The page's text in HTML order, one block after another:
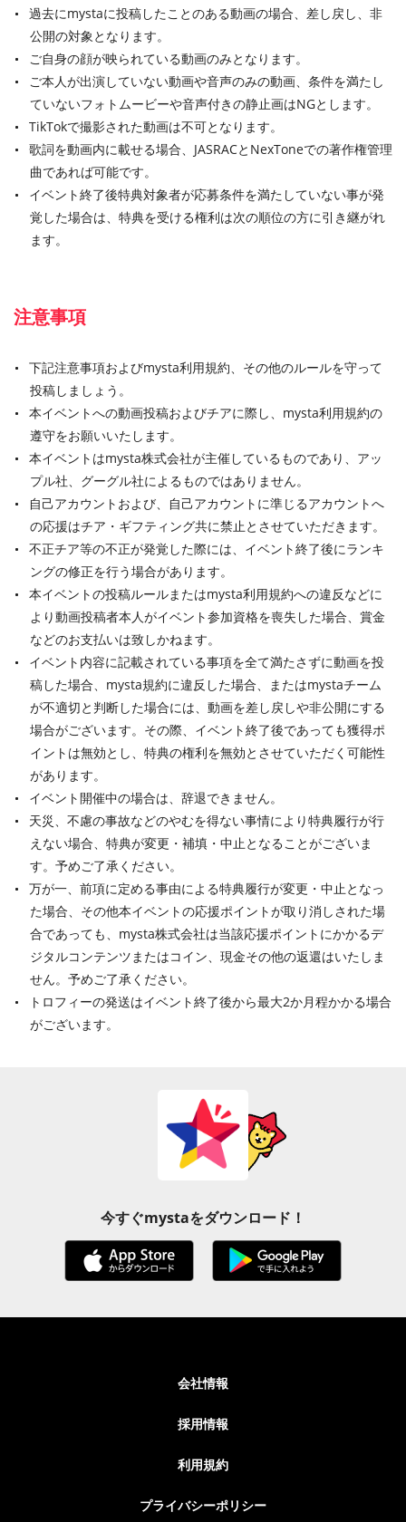
過去にmystaに投稿したことのある動画の場合、差し戻し、非
公開の対象となります。
ご自身の顔が映られている動画のみとなります。
ご本人が出演していない動画や音声のみの動画、条件を満たし
ていないフォトムービーや音声付きの静止画はNGとします。
TikTokで撮影された動画は不可となります。
歌詞を動画内に載せる場合、JASRACとNexToneでの著作権管理
曲であれば可能です。
イベント終了後特典対象者が応募条件を満たしていない事が発
覚した場合は、特典を受ける権利は次の順位の方に引き継がれ
ます。
注意事項
下記注意事項およびmysta利用規約、その他のルールを守って
投稿しましょう。
本イベントへの動画投稿およびチアに際し、mysta利用規約の
遵守をお願いいたします。
本イベントはmysta株式会社が主催しているものであり、アッ
プル社、グーグル社によるものではありません。
自己アカウントおよび、自己アカウントに準じるアカウントへ
の応援はチア・ギフティング共に禁止とさせていただきます。
不正チア等の不正が発覚した際には、イベント終了後にランキ
ングの修正を行う場合があります。
本イベントの投稿ルールまたはmysta利用規約への違反などに
より動画投稿者本人がイベント参加資格を喪失した場合、賞金
などのお支払いは致しかねます。
イベント内容に記載されている事項を全て満たさずに動画を投
稿した場合、mysta規約に違反した場合、またはmystaチーム
が不適切と判断した場合には、動画を差し戻しや非公開にする
場合がございます。その際、イベント終了後であっても獲得ポ
イントは無効とし、特典の権利を無効とさせていただく可能性
があります。
イベント開催中の場合は、辞退できません。
天災、不慮の事故などのやむを得ない事情により特典履行が行
えない場合、特典が変更・補填・中止となることがございま
す。予めご了承ください。
万が一、前項に定める事由による特典履行が変更・中止となっ
た場合、その他本イベントの応援ポイントが取り消しされた場
合であっても、mysta株式会社は当該応援ポイントにかかるデ
ジタルコンテンツまたはコイン、現金その他の返還はいたしま
せん。予めご了承ください。
トロフィーの発送はイベント終了後から最大2か月程かかる場合
がございます。
今すぐmystaをダウンロード！
会社情報
採用情報
利用規約
プライバシーポリシー